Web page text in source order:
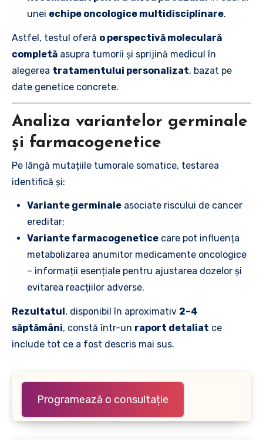
unei echipe oncologice multidisciplinare.
Astfel, testul oferă o perspectivă moleculară
completă asupra tumorii și sprijină medicul în
alegerea tratamentului personalizat, bazat pe
date genetice concrete.
Analiza variantelor germinale
și farmacogenetice
Pe lângă mutațiile tumorale somatice, testarea
identifică și:
Variante germinaleasociate riscului de cancer
ereditar;
Variante farmacogeneticecare pot influența
metabolizarea anumitor medicamente oncologice
– informații esențiale pentru ajustarea dozelor și
evitarea reacțiilor adverse.
Rezultatul, disponibil în aproximativ 2–4
săptămâni, constă într-un raport detaliat ce
include tot ce a fost descris mai sus.
Programează o consultație